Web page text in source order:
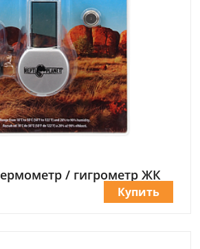
/ гигрометр ЖК
Купить